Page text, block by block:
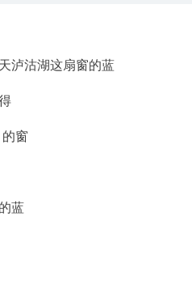
泸沽湖这扇窗的蓝
窗
蓝